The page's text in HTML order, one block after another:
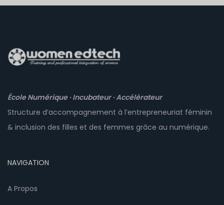
École Numérique · Incubateur · Accélérateur
Structure d’accompagnement à l’entrepreneuriat féminin
& inclusion des filles et des femmes grâce au numérique.
NAVIGATION
A Propos